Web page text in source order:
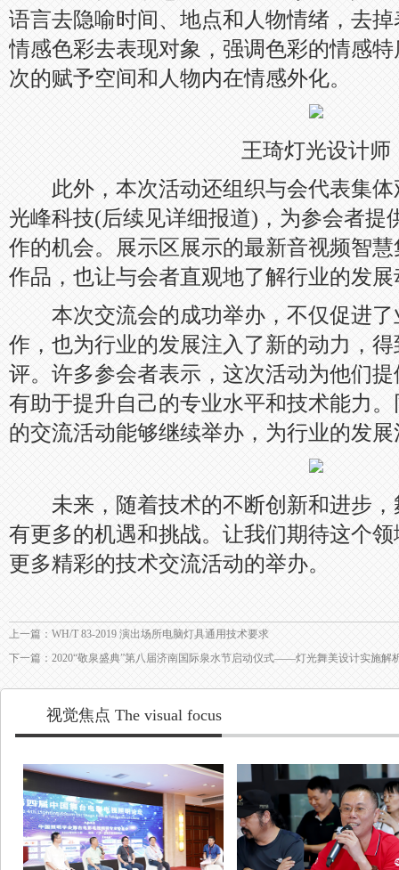
语言去隐喻时间、地点和人物情绪，去
情感色彩去表现对象，强调色彩的情感
次的赋予空间和人物内在情感外化。
王琦灯光设计师
此外，本次活动还组织与会代表集体
光峰科技(后续见详细报道)，为参会者提
作的机会。展示区展示的最新音视频智
作品，也让与会者直观地了解行业的发展
本次交流会的成功举办，不仅促进了
作，也为行业的发展注入了新的动力，
评。许多参会者表示，这次活动为他们
有助于提升自己的专业水平和技术能力
的交流活动能够继续举办，为行业的发
未来，随着技术的不断创新和进步，
有更多的机遇和挑战。让我们期待这个
更多精彩的技术交流活动的举办。
上一篇：WH/T 83-2019 演出场所电脑灯具通用技术要求
下一篇：2020“敬泉盛典”第八届济南国际泉水节启动仪式——灯光舞美设计实施解